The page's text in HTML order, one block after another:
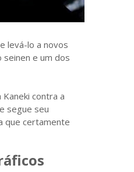
levá-lo a novos
e um dos
contra a
segue seu
que certamente